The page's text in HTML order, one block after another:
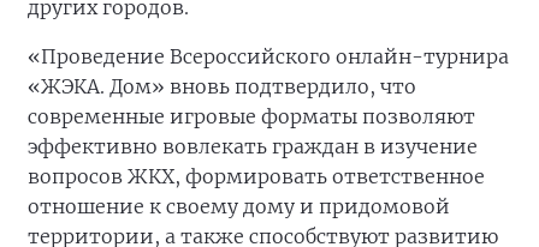
других городов.
«Проведение Всероссийского онлайн-турнира
«ЖЭКА. Дом» вновь подтвердило, что
современные игровые форматы позволяют
эффективно вовлекать граждан в изучение
вопросов ЖКХ, формировать ответственное
отношение к своему дому и придомовой
территории, а также способствуют развитию